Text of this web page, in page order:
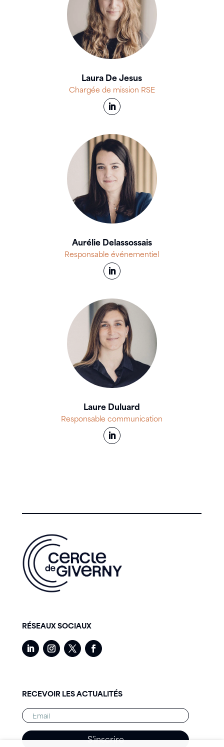
Laura De Jesus
Chargée de mission RSE
Aurélie Delassossais
Responsable événementiel
Laure Duluard
Responsable communication
RÉSEAUX SOCIAUX
RECEVOIR LES ACTUALITÉS
S'inscrire